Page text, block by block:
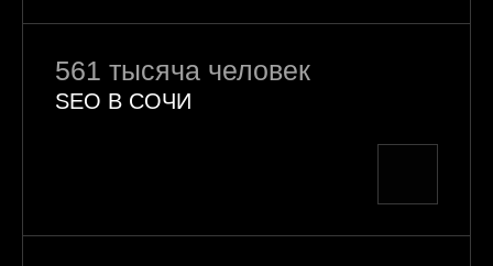
561 тысяча человек
SEO В СОЧИ